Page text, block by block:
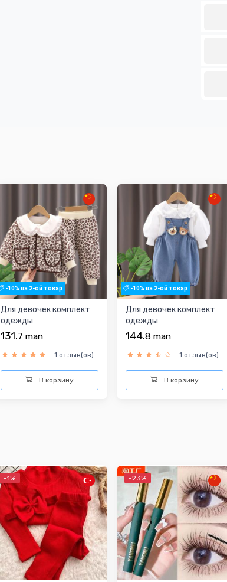
-10% на 2-ой товар
Для девочек комплект
одежды
131.7 man
1 отзыв(ов)
В корзину
-10% на 2-ой товар
Для девочек комплект
одежды
144.8 man
1 отзыв(ов)
В корзину
-1% -23%